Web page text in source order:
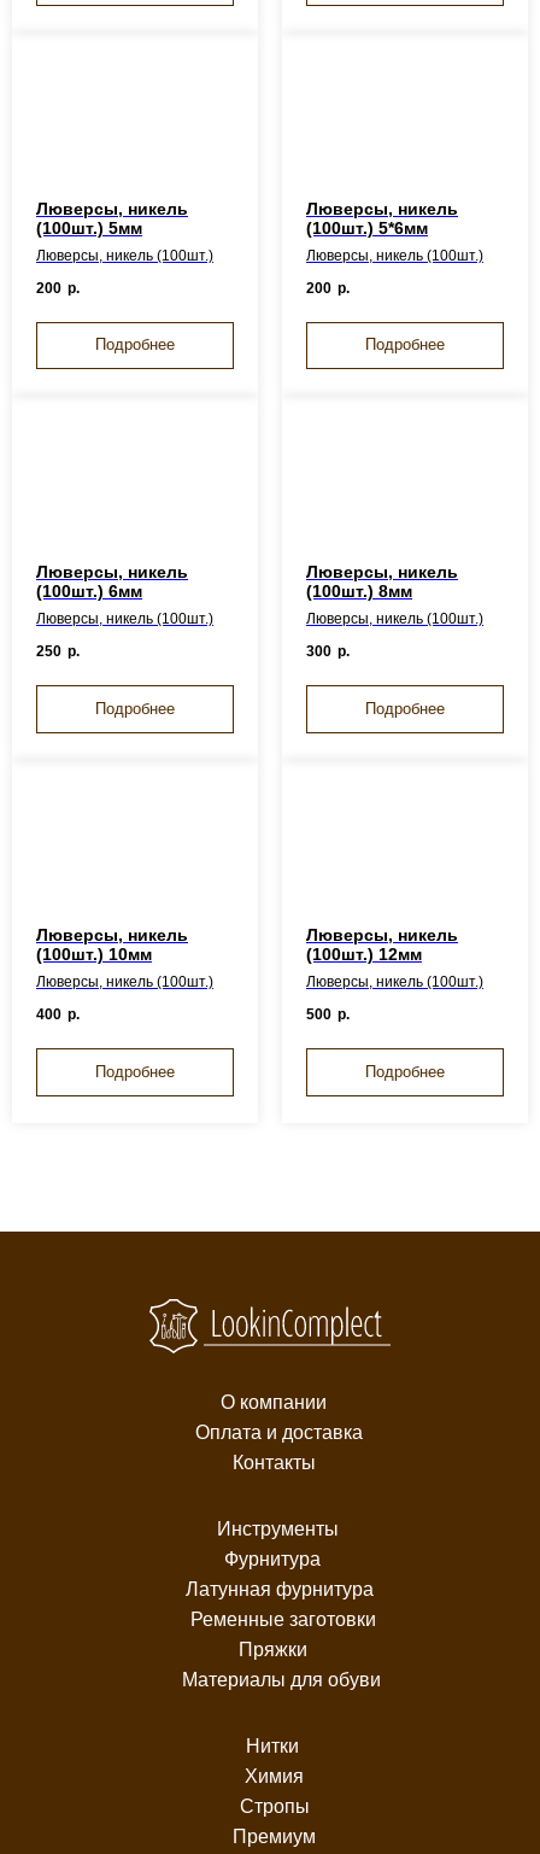
Люверсы, никель
(100шт.) 5мм
Люверсы, никель (100шт.)
200 р.
Подробнее
Люверсы, никель
(100шт.) 5*6мм
Люверсы, никель (100шт.)
200 р.
Подробнее
Люверсы, никель
(100шт.) 6мм
Люверсы, никель (100шт.)
250 р.
Подробнее
Люверсы, никель
(100шт.) 8мм
Люверсы, никель (100шт.)
300 р.
Подробнее
Люверсы, никель
(100шт.) 10мм
Люверсы, никель (100шт.)
400 р.
Подробнее
Люверсы, никель
(100шт.) 12мм
Люверсы, никель (100шт.)
500 р.
Подробнее
О компании
Оплата и доставка
Контакты
Инструменты
Фурнитура
Латунная фурнитура
Ременные заготовки
Материалы для обуви
Пряжки
Нитки
Химия
Стропы
Премиум